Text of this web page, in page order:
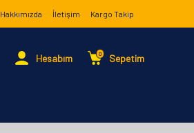
Hakkımızda İletişim Kargo Takip
Hesabım 0 Sepetim